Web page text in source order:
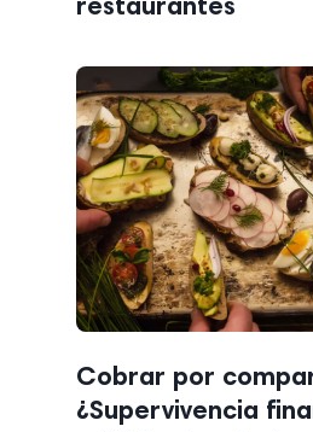
restaurantes
Cobrar por
¿Supervivencia